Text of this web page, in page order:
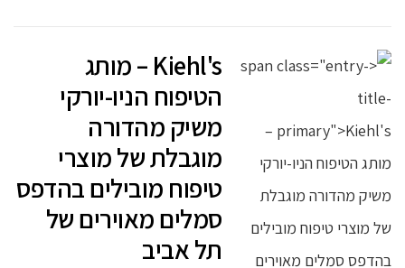
Kiehl's – מותג
הטיפוח הניו-יורקי
משיק מהדורה
מוגבלת של מוצרי
טיפוח מובילים בהדפס
סמלים מאוירים של
תל אביב